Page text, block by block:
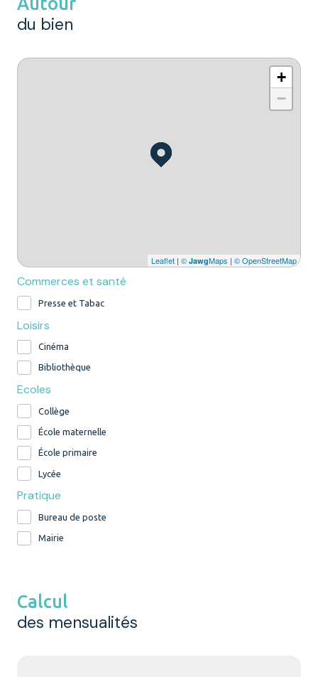
du bien
+
−
Leaflet | © JawgMaps | © OpenStreetMap
Commerces et santé
Presse et Tabac
Loisirs
Cinéma
Bibliothèque
Ecoles
Collège
École maternelle
École primaire
Lycée
Pratique
Bureau de poste
Mairie
Calcul
des mensualités